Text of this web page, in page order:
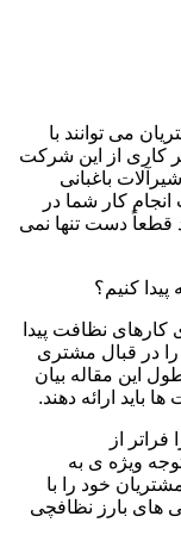
می توانند با
کاری از این شرکت
باغبانی
کار شما در
دست تنها نمی
کنیم؟
نظافت پیدا
در قبال مشتری
این مقاله بیان
باید ارائه دهند.
از
ویژه ی به
خود را با
های بارز نظافچی